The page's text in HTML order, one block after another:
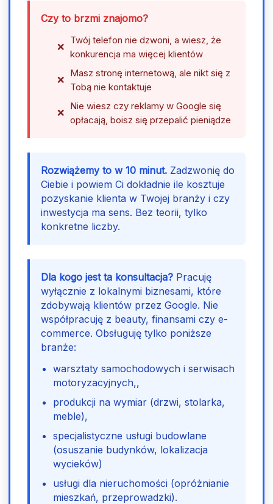
Czy to brzmi znajomo?
Twój telefon nie dzwoni, a wiesz, że
konkurencja ma więcej klientów
Masz stronę internetową, ale nikt się z
Tobą nie kontaktuje
Nie wiesz czy reklamy w Google się
opłacają, boisz się przepalić pieniądze
Rozwiążemy to w 10 minut. Zadzwonię do
Ciebie i powiem Ci dokładnie ile kosztuje
pozyskanie klienta w Twojej branży i czy
inwestycja ma sens. Bez teorii, tylko
konkretne liczby.
Dla kogo jest ta konsultacja? Pracuję
wyłącznie z lokalnymi biznesami, które
zdobywają klientów przez Google. Nie
współpracuję z beauty, finansami czy e-
commerce. Obsługuję tylko poniższe
branże:
warsztaty samochodowych i serwisach
motoryzacyjnych,,
produkcji na wymiar (drzwi, stolarka,
meble),
specjalistyczne usługi budowlane
(osuszanie budynków, lokalizacja
wycieków)
usługi dla nieruchomości (opróżnianie
mieszkań, przeprowadzki).